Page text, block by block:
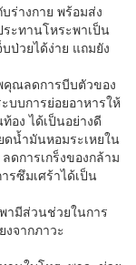
างกาย พร้อมส่ง
ระทานโหระพาเป็น
ป่วยได้ง่าย แถมยัง
ลดการบีบตัวของ
บบการย่อยอาหารให้
อง ได้เป็นอย่างดี
ำมันหอมระเหยใน
ดการเกร็งของกล้าม
รซึมเศร้าได้เป็น
มีส่วนช่วยในการ
งจากภาวะ